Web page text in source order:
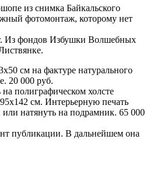
из снимка Байкальского
фотомонтаж, которому нет
Из фондов Избушки Волшебных
см на фактуре натурального
20 000 руб.
полиграфическом холсте
см. Интерьерную печать
натянуть на подрамник. 65 000
публикации. В дальнейшем она